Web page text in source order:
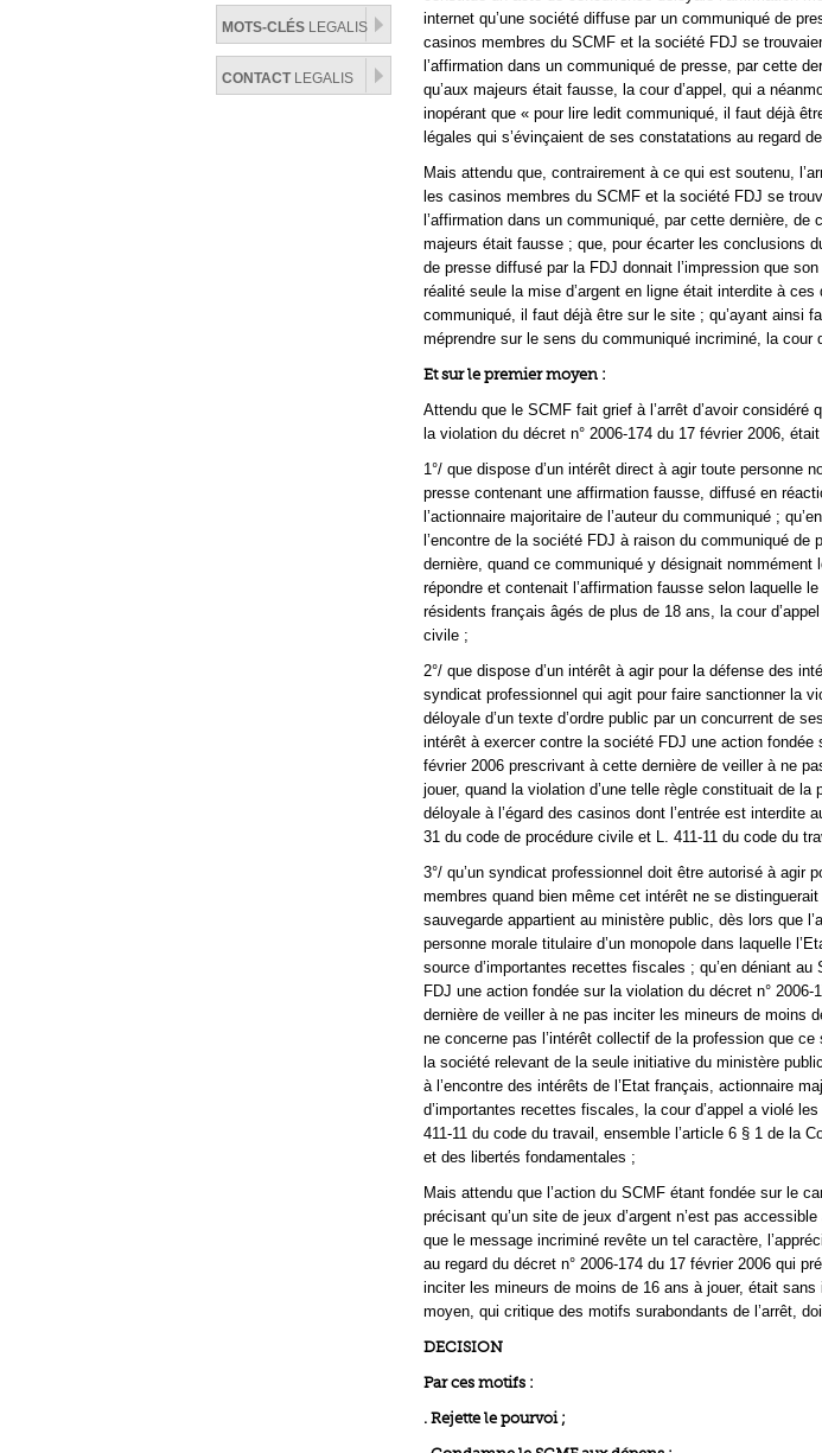
MOTS-CLÉS LEGALIS
CONTACTLEGALIS
internet qu’une société diffuse par un communiqué de
casinos membres du SCMF et la société FDJ se
l’affirmation dans un communiqué de presse, par cette
qu’aux majeurs était fausse, la cour d’appel, qui a
inopérant que « pour lire ledit communiqué, il faut déjà
légales qui s’évinçaient de ses constatations au regard
Mais attendu que, contrairement à ce qui est soutenu,
les casinos membres du SCMF et la société FDJ se
l’affirmation dans un communiqué, par cette dernière, de
majeurs était fausse ; que, pour écarter les conclusions
de presse diffusé par la FDJ donnait l’impression que
réalité seule la mise d’argent en ligne était interdite à
communiqué, il faut déjà être sur le site ; qu’ayant ainsi
méprendre sur le sens du communiqué incriminé, la cour
Et sur le premier moyen :
Attendu que le SCMF fait grief à l’arrêt d’avoir considéré
la violation du décret n° 2006-174 du 17 février 2006,
1°/ que dispose d’un intérêt direct à agir toute personne
presse contenant une affirmation fausse, diffusé en
l’actionnaire majoritaire de l’auteur du communiqué ;
l’encontre de la société FDJ à raison du communiqué
dernière, quand ce communiqué y désignait nommément
répondre et contenait l’affirmation fausse selon laquelle
résidents français âgés de plus de 18 ans, la cour
civile ;
2°/ que dispose d’un intérêt à agir pour la défense des
syndicat professionnel qui agit pour faire sanctionner la
déloyale d’un texte d’ordre public par un concurrent de
intérêt à exercer contre la société FDJ une action fondée
février 2006 prescrivant à cette dernière de veiller à ne
jouer, quand la violation d’une telle règle constituait de
déloyale à l’égard des casinos dont l’entrée est interdite
31 du code de procédure civile et L. 411-11 du code du
3°/ qu’un syndicat professionnel doit être autorisé à agir
membres quand bien même cet intérêt ne se
sauvegarde appartient au ministère public, dès lors que
personne morale titulaire d’un monopole dans laquelle
source d’importantes recettes fiscales ; qu’en déniant
FDJ une action fondée sur la violation du décret n°
dernière de veiller à ne pas inciter les mineurs de moins
ne concerne pas l’intérêt collectif de la profession que
la société relevant de la seule initiative du ministère
à l’encontre des intérêts de l’Etat français, actionnaire
d’importantes recettes fiscales, la cour d’appel a violé
411-11 du code du travail, ensemble l’article 6 § 1 de la
et des libertés fondamentales ;
Mais attendu que l’action du SCMF étant fondée sur le
précisant qu’un site de jeux d’argent n’est pas
que le message incriminé revête un tel caractère,
au regard du décret n° 2006-174 du 17 février 2006 qui
inciter les mineurs de moins de 16 ans à jouer, était
moyen, qui critique des motifs surabondants de l’arrêt,
DECISION
Par ces motifs :
. Rejette le pourvoi ;